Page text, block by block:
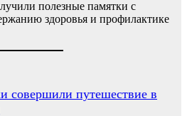
полезные памятки с
здоровья и профилактике
совершили путешествие в